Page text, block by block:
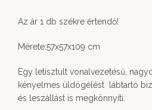
Az ár 1 db székre értendő!
Mérete:57x57x109 cm
Egy letisztult vonalvezetésű,
kényelmes üldögélést lábtartó
és leszállást is megkönnyíti.